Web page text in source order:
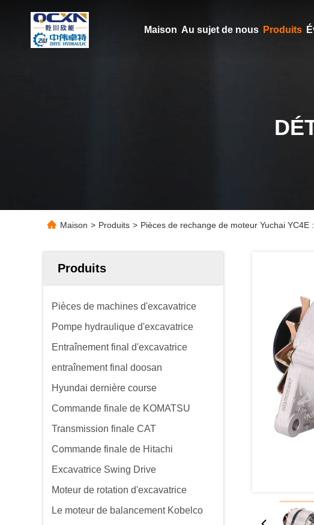
Maison Au sujet de nous Produits
Maison > Produits > Pièces de rechange de moteur Yuchai
Produits
Pièces de machines d'excavatrice
Pompe hydraulique d'excavatrice
Entraînement final d'excavatrice
entraînement final doosan
Hyundai dernière course
Commande finale de KOMATSU
Transmission finale CAT
Commande finale de Hitachi
Excavatrice Swing Drive
Moteur de rotation d'excavatrice
Le moteur de balancement Kobelco